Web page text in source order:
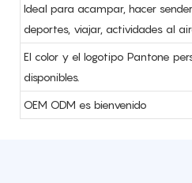
Ideal para acampar, hacer
deportes, viajar, actividades al
El color y el logotipo Pantone
disponibles.
OEM ODM es bienvenido